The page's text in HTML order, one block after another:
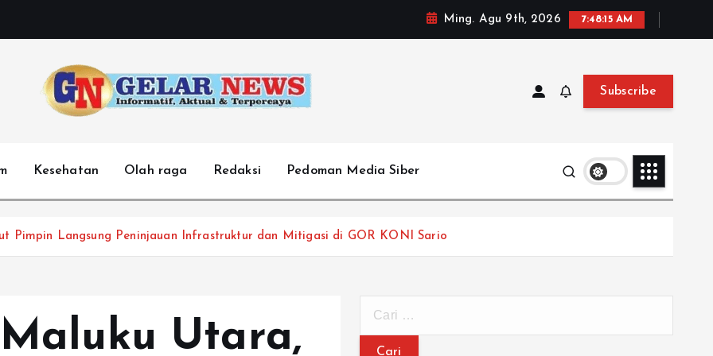
Ming. Agu 9th, 2026 7:48:16 AM
Subscribe
Kesehatan Olah raga Redaksi Pedoman Media Siber
Pimpin Langsung Peninjauan Infrastruktur dan Mitigasi di GOR KONI Sario
Utara,